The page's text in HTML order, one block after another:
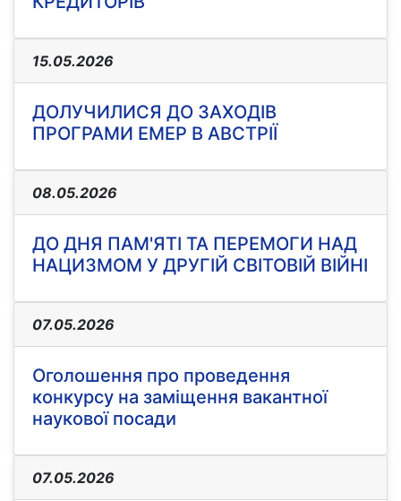
15.05.2026
ДОЛУЧИЛИСЯ ДО ЗАХОДІВ
ПРОГРАМИ ЕМЕР В АВСТРІЇ
08.05.2026
ДО ДНЯ ПАМ'ЯТІ ТА ПЕРЕМОГИ НАД
НАЦИЗМОМ У ДРУГІЙ СВІТОВІЙ ВІЙНІ
07.05.2026
Оголошення про проведення
конкурсу на заміщення вакантної
наукової посади
07.05.2026